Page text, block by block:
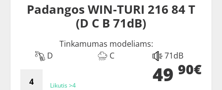
Padangos WIN-TURI 216 84 T
(D C B 71dB)
Tinkamumas modeliams:
D
C 71dB
Likutis >4 49 90€